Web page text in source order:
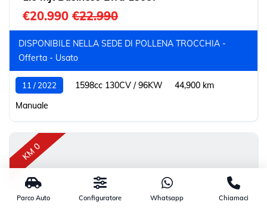
€20.990 €22.990
DISPONIBILE NELLA SEDE DI POLLENA TROCCHIA -
Offerta - Usato
11 / 2022 1598cc 130CV / 96KW
44,900 km
Manuale
KM 0
Parco Auto Configuratore Whatsapp Chiamaci